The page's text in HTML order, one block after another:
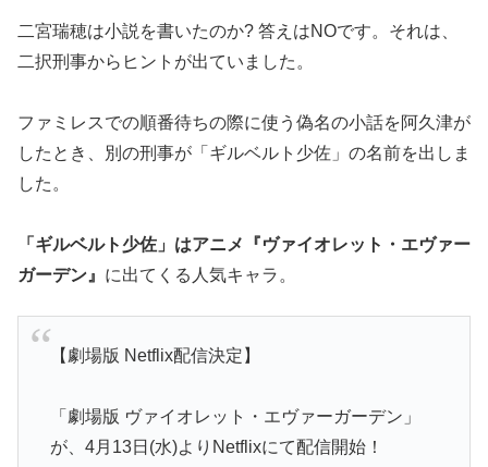
二宮瑞穂は小説を書いたのか? 答えはNOです。それは、
二択刑事からヒントが出ていました。
ファミレスでの順番待ちの際に使う偽名の小話を阿久津が
したとき、別の刑事が「ギルベルト少佐」の名前を出しま
した。
「ギルベルト少佐」はアニメ『ヴァイオレット・エヴァー
ガーデン』 に出てくる人気キャラ。
【劇場版 Netflix配信決定】
「劇場版 ヴァイオレット・エヴァーガーデン」
が、4月13日(水)よりNetflixにて配信開始！